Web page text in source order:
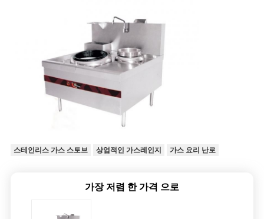
스테인리스 가스 스토브 상업적인 가스레인지 가스 요리 난로
가장 저렴 한 가격 으로